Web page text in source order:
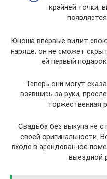
крайней точки,
Юноша впервые видит
наряде, он не сможет
ей первый
Теперь они могут
взявшись за руки,
торжественная
Свадьба без выкупа не
своей оригинальности.
входе в арендованное
выездной